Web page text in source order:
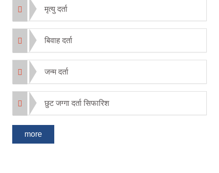
मृत्यु दर्ता
बिवाह दर्ता
जन्म दर्ता
छुट जग्गा दर्ता सिफारिश
more